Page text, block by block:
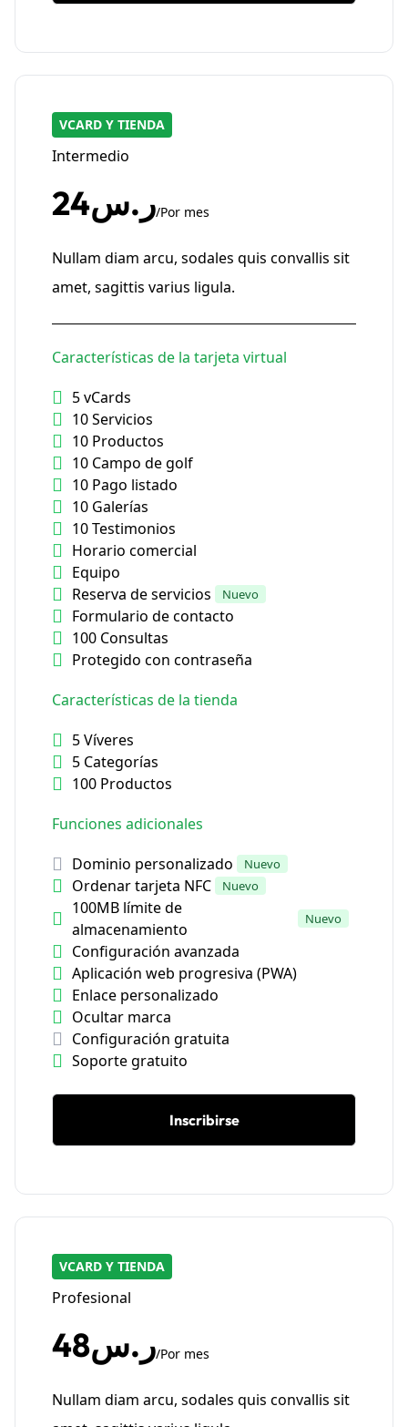
VCARD Y TIENDA
Intermedio
ر.س24/Por mes
Nullam diam arcu, sodales quis convallis sit
amet, sagittis varius ligula.
Características de la tarjeta virtual
5 vCards
10 Servicios
10 Productos
10 Campo de golf
10 Pago listado
10 Galerías
10 Testimonios
Horario comercial
Equipo
Reserva de servicios
Nuevo
Formulario de contacto
100 Consultas
Protegido con contraseña
Características de la tienda
5 Víveres
5 Categorías
100 Productos
Funciones adicionales
Dominio personalizado
Nuevo
Ordenar tarjeta NFC Nuevo
100MB límite de
almacenamiento
Nuevo
Configuración avanzada
Aplicación web progresiva (PWA)
Enlace personalizado
Ocultar marca
Configuración gratuita
Soporte gratuito
Inscribirse
VCARD Y TIENDA
Profesional
ر.س48/Por mes
Nullam diam arcu, sodales quis convallis sit